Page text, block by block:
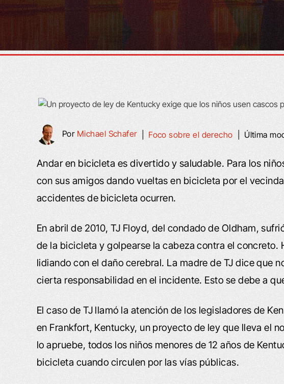
Por Michael Schafer| Foco sobre el derecho Última
Andar en bicicleta es divertido y saludable. Para los
con sus amigos dando vueltas en bicicleta por el
accidentes de bicicleta ocurren.
En abril de 2010, TJ Floyd, del condado de Oldham,
de la bicicleta y golpearse la cabeza contra el concreto.
lidiando con el daño cerebral. La madre de TJ dice que
cierta responsabilidad en el incidente. Esto se debe a
El caso de TJ llamó la atención de los legisladores de
en Frankfort, Kentucky, un proyecto de ley que lleva el
lo apruebe, todos los niños menores de 12 años de
bicicleta cuando circulen por las vías públicas.